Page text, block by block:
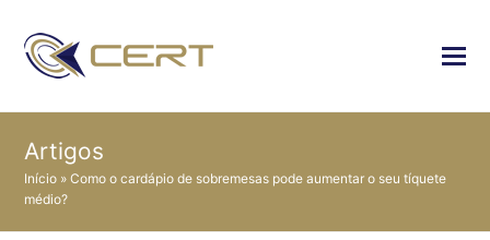
Artigos
Início »Como o cardápio de sobremesas pode aumentar o seu tíquete
médio?